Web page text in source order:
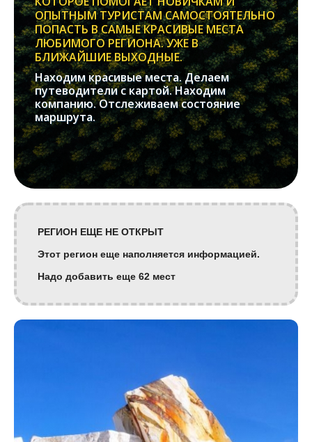
ОПЫТНЫМ ТУРИСТАМ САМОСТОЯТЕЛЬНО
ПОПАСТЬ В САМЫЕ КРАСИВЫЕ МЕСТА
ЛЮБИМОГО РЕГИОНА. УЖЕ В
БЛИЖАЙШИЕ ВЫХОДНЫЕ.
Находим красивые места. Делаем
путеводители с картой. Находим
компанию. Отслеживаем состояние
маршрута.
РЕГИОН ЕЩЕ НЕ ОТКРЫТ
Этот регион еще наполняется информацией.
Надо добавить еще 62 мест